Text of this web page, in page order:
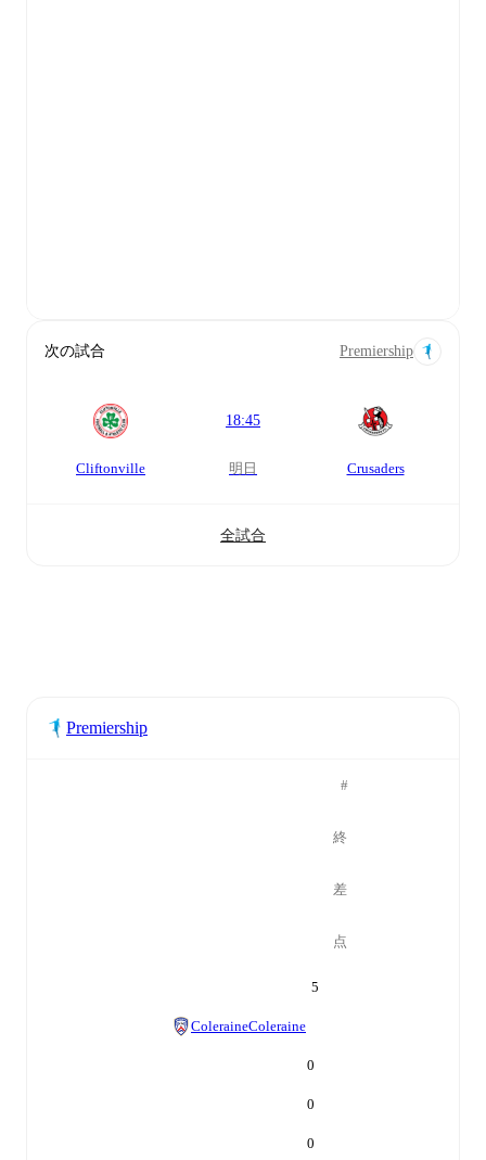
次の試合 Premiership
Cliftonville
18:45
明日 Crusaders
全試合
Premiership
#
終
差
点
5
ColeraineColeraine
0
0
0